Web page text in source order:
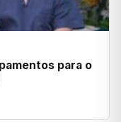
para o